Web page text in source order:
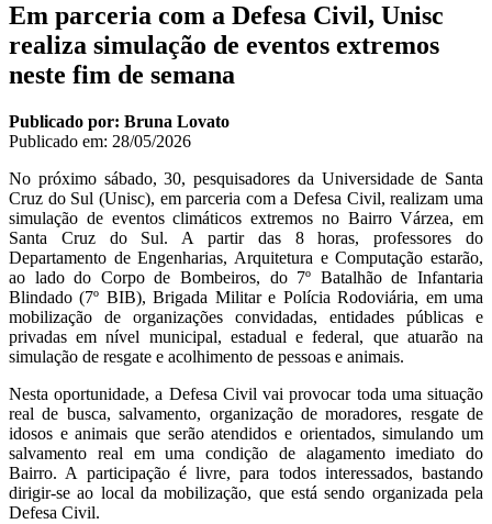
Em parceria com a Defesa Civil, Unisc
realiza simulação de eventos extremos
neste fim de semana
Publicado por: Bruna Lovato
Publicado em: 28/05/2026
No próximo sábado, 30, pesquisadores da Universidade de Santa
Cruz do Sul (Unisc), em parceria com a Defesa Civil, realizam uma
simulação de eventos climáticos extremos no Bairro Várzea, em
Santa Cruz do Sul. A partir das 8 horas, professores do
Departamento de Engenharias, Arquitetura e Computação estarão,
ao lado do Corpo de Bombeiros, do 7º Batalhão de Infantaria
Blindado (7º BIB), Brigada Militar e Polícia Rodoviária, em uma
mobilização de organizações convidadas, entidades públicas e
privadas em nível municipal, estadual e federal, que atuarão na
simulação de resgate e acolhimento de pessoas e animais.
Nesta oportunidade, a Defesa Civil vai provocar toda uma situação
real de busca, salvamento, organização de moradores, resgate de
idosos e animais que serão atendidos e orientados, simulando um
salvamento real em uma condição de alagamento imediato do
Bairro. A participação é livre, para todos interessados, bastando
dirigir-se ao local da mobilização, que está sendo organizada pela
Defesa Civil.